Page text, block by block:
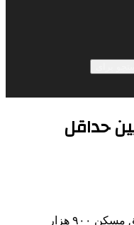
حداقل